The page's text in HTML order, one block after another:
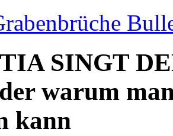
SINGT
warum
kann